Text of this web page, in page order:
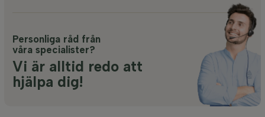
Personliga råd från
våra specialister?
Vi är alltid redo att
hjälpa dig!